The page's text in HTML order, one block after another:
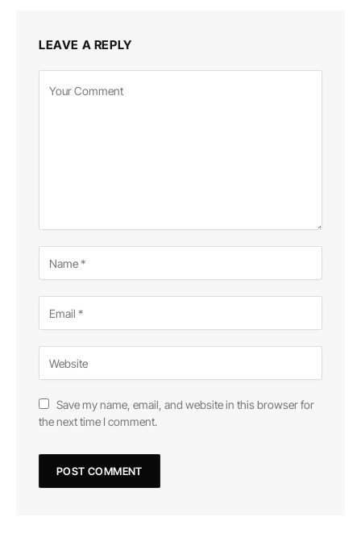
LEAVE A REPLY
Save my name, email, and website in this browser for
the next time I comment.